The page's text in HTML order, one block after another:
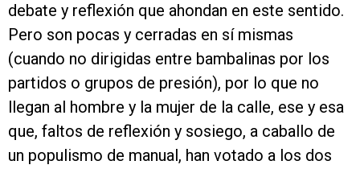
debate y reflexión que ahondan en este sentido.
Pero son pocas y cerradas en sí mismas
(cuando no dirigidas entre bambalinas por los
partidos o grupos de presión), por lo que no
llegan al hombre y la mujer de la calle, ese y esa
que, faltos de reflexión y sosiego, a caballo de
un populismo de manual, han votado a los dos